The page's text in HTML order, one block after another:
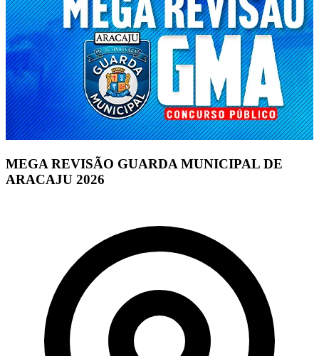
MEGA REVISÃO GUARDA MUNICIPAL DE
ARACAJU 2026